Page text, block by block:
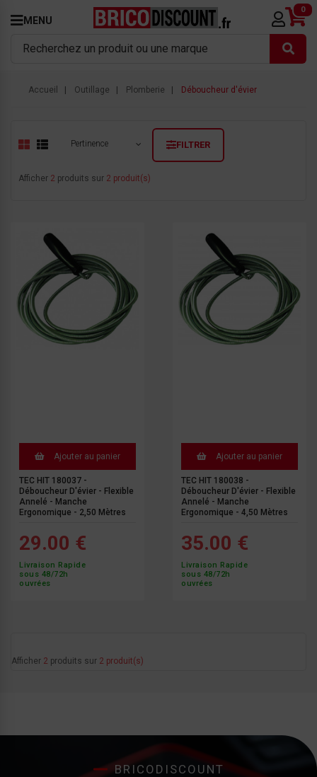
MENU
0
Accueil Outillage Plomberie Déboucheur d'évier
Pertinence FILTRER
Afficher 2 produits sur 2 produit(s)
Ajouter au panier
TEC HIT 180037 -
Déboucheur D'évier - Flexible
Annelé - Manche
Ergonomique - 2,50 Mètres
29.00 €
Livraison Rapide
sous 48/72h
ouvrées
Ajouter au panier
TEC HIT 180038 -
Déboucheur D'évier - Flexible
Annelé - Manche
Ergonomique - 4,50 Mètres
35.00 €
Livraison Rapide
sous 48/72h
ouvrées
Afficher 2 produits sur 2 produit(s)
BRICODISCOUNT